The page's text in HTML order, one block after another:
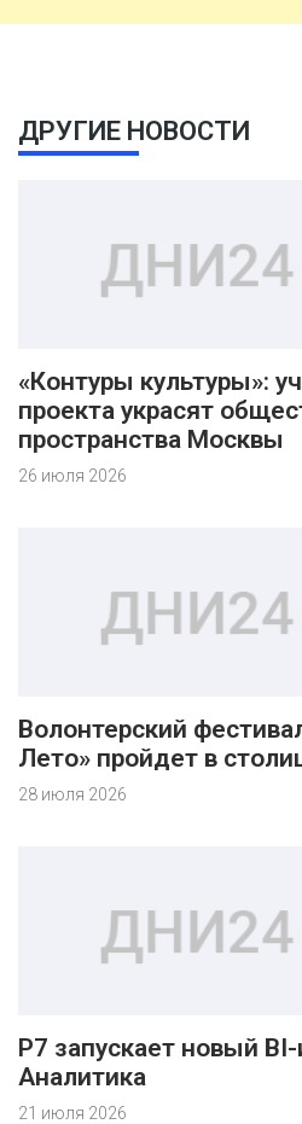
ДРУГИЕ НОВОСТИ
«Контуры культуры»:
проекта украсят
пространства Москвы
26 июля 2026
Волонтерский
Лето» пройдет в
28 июля 2026
Р7 запускает новый
Аналитика
21 июля 2026